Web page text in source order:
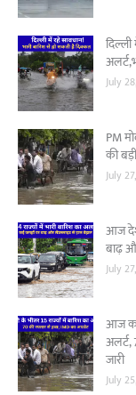
July
PM
की
July
आज देश
बाढ़
July
आज
जारी
July